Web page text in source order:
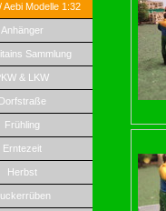
Aebi Modelle 1:32
Anhänger
Sammlung
& LKW
Dorfstraße
Frühling
Erntezeit
Herbst